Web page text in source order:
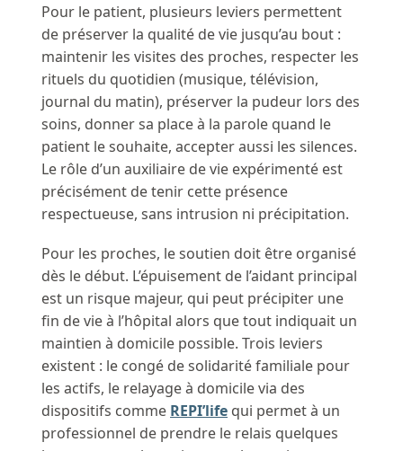
Pour le patient, plusieurs leviers permettent
de préserver la qualité de vie jusqu’au bout :
maintenir les visites des proches, respecter les
rituels du quotidien (musique, télévision,
journal du matin), préserver la pudeur lors des
soins, donner sa place à la parole quand le
patient le souhaite, accepter aussi les silences.
Le rôle d’un auxiliaire de vie expérimenté est
précisément de tenir cette présence
respectueuse, sans intrusion ni précipitation.
Pour les proches, le soutien doit être organisé
dès le début. L’épuisement de l’aidant principal
est un risque majeur, qui peut précipiter une
fin de vie à l’hôpital alors que tout indiquait un
maintien à domicile possible. Trois leviers
existent : le congé de solidarité familiale pour
les actifs, le relayage à domicile via des
dispositifs comme REPI’life qui permet à un
professionnel de prendre le relais quelques